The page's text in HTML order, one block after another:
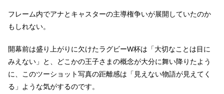
フレーム内でアナとキャスターの主導権争いが展開していたのか
もしれない。
開幕前は盛り上がりに欠けたラグビーW杯は「大切なことは目に
みえない」と、どこかの王子さまの概念が大分に舞い降りたよう
に、このツーショット写真の距離感は「見えない物語が見えてく
る」ような気がするのです。